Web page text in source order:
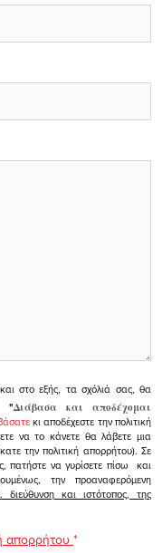
στο εξής, τα σχόλιά σας, θα
"Διάβασα και αποδέχομαι
κι αποδέχεστε την πολιτική
να το κάνετε θα λάβετε μια
την πολιτική απορρήτου). Σε
πατήστε να γυρίσετε πίσω και
την προαναφερόμενη
και ιστότοπος, της
απορρήτου *